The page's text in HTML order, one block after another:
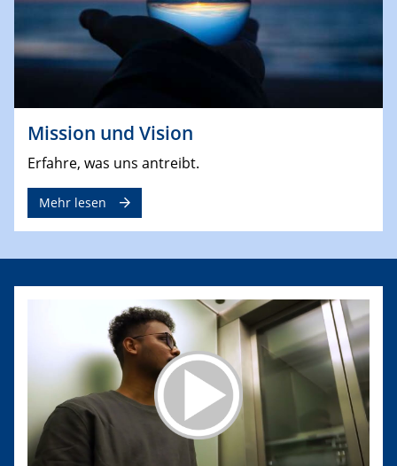
Mission und Vision
Erfahre, was uns antreibt.
Mehr lesen